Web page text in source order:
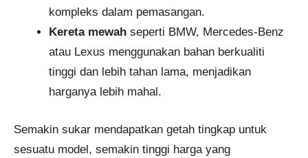
kompleks dalam pemasangan.
Kereta mewah seperti BMW, Mercedes-Benz
atau Lexus menggunakan bahan berkualiti
tinggi dan lebih tahan lama, menjadikan
harganya lebih mahal.
Semakin sukar mendapatkan getah tingkap untuk
sesuatu model, semakin tinggi harga yang